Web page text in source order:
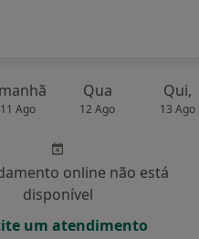
11 Ago
Qua
12 Ago
Qui,
13 Ago
online não está
disponível
um atendimento